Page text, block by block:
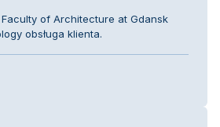
of Architecture at Gdansk
obsługa klienta.